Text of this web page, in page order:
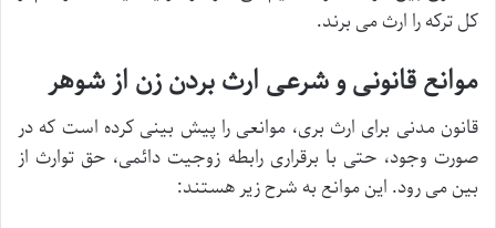
کل ترکه را ارث می برند.
موانع قانونی و شرعی ارث بردن زن از شوهر
قانون مدنی برای ارث بری، موانعی را پیش بینی کرده است که در
صورت وجود، حتی با برقراری رابطه زوجیت دائمی، حق توارث از
بین می رود. این موانع به شرح زیر هستند: